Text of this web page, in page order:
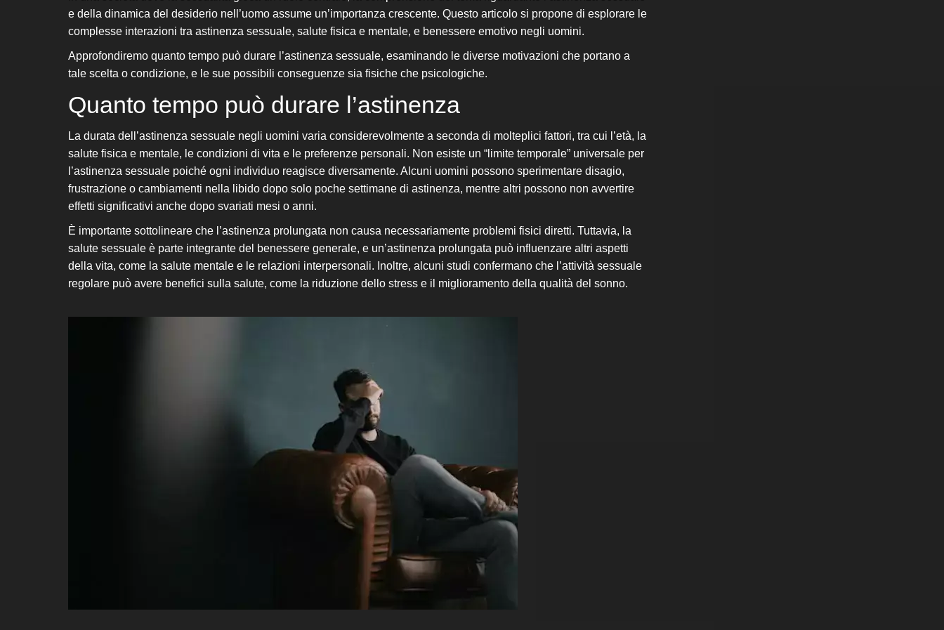
e della dinamica del desiderio nell’uomo assume un’importanza crescente. Questo articolo si propone di esplorare le
complesse interazioni tra astinenza sessuale, salute fisica e mentale, e benessere emotivo negli uomini.
Approfondiremo quanto tempo può durare l’astinenza sessuale, esaminando le diverse motivazioni che portano a
tale scelta o condizione, e le sue possibili conseguenze sia fisiche che psicologiche.
Quanto tempo può durare l’astinenza
La durata dell’astinenza sessuale negli uomini varia considerevolmente a seconda di molteplici fattori, tra cui l’età, la
salute fisica e mentale, le condizioni di vita e le preferenze personali. Non esiste un “limite temporale” universale per
l’astinenza sessuale poiché ogni individuo reagisce diversamente. Alcuni uomini possono sperimentare disagio,
frustrazione o cambiamenti nella libido dopo solo poche settimane di astinenza, mentre altri possono non avvertire
effetti significativi anche dopo svariati mesi o anni.
È importante sottolineare che l’astinenza prolungata non causa necessariamente problemi fisici diretti. Tuttavia, la
salute sessuale è parte integrante del benessere generale, e un’astinenza prolungata può influenzare altri aspetti
della vita, come la salute mentale e le relazioni interpersonali. Inoltre, alcuni studi confermano che l’attività sessuale
regolare può avere benefici sulla salute, come la riduzione dello stress e il miglioramento della qualità del sonno.